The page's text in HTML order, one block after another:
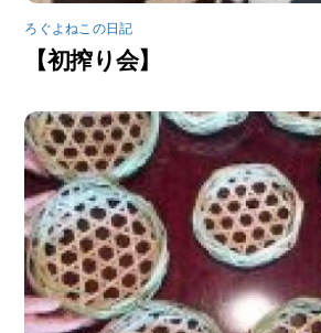
ろぐよねこの日記
【初搾り会】